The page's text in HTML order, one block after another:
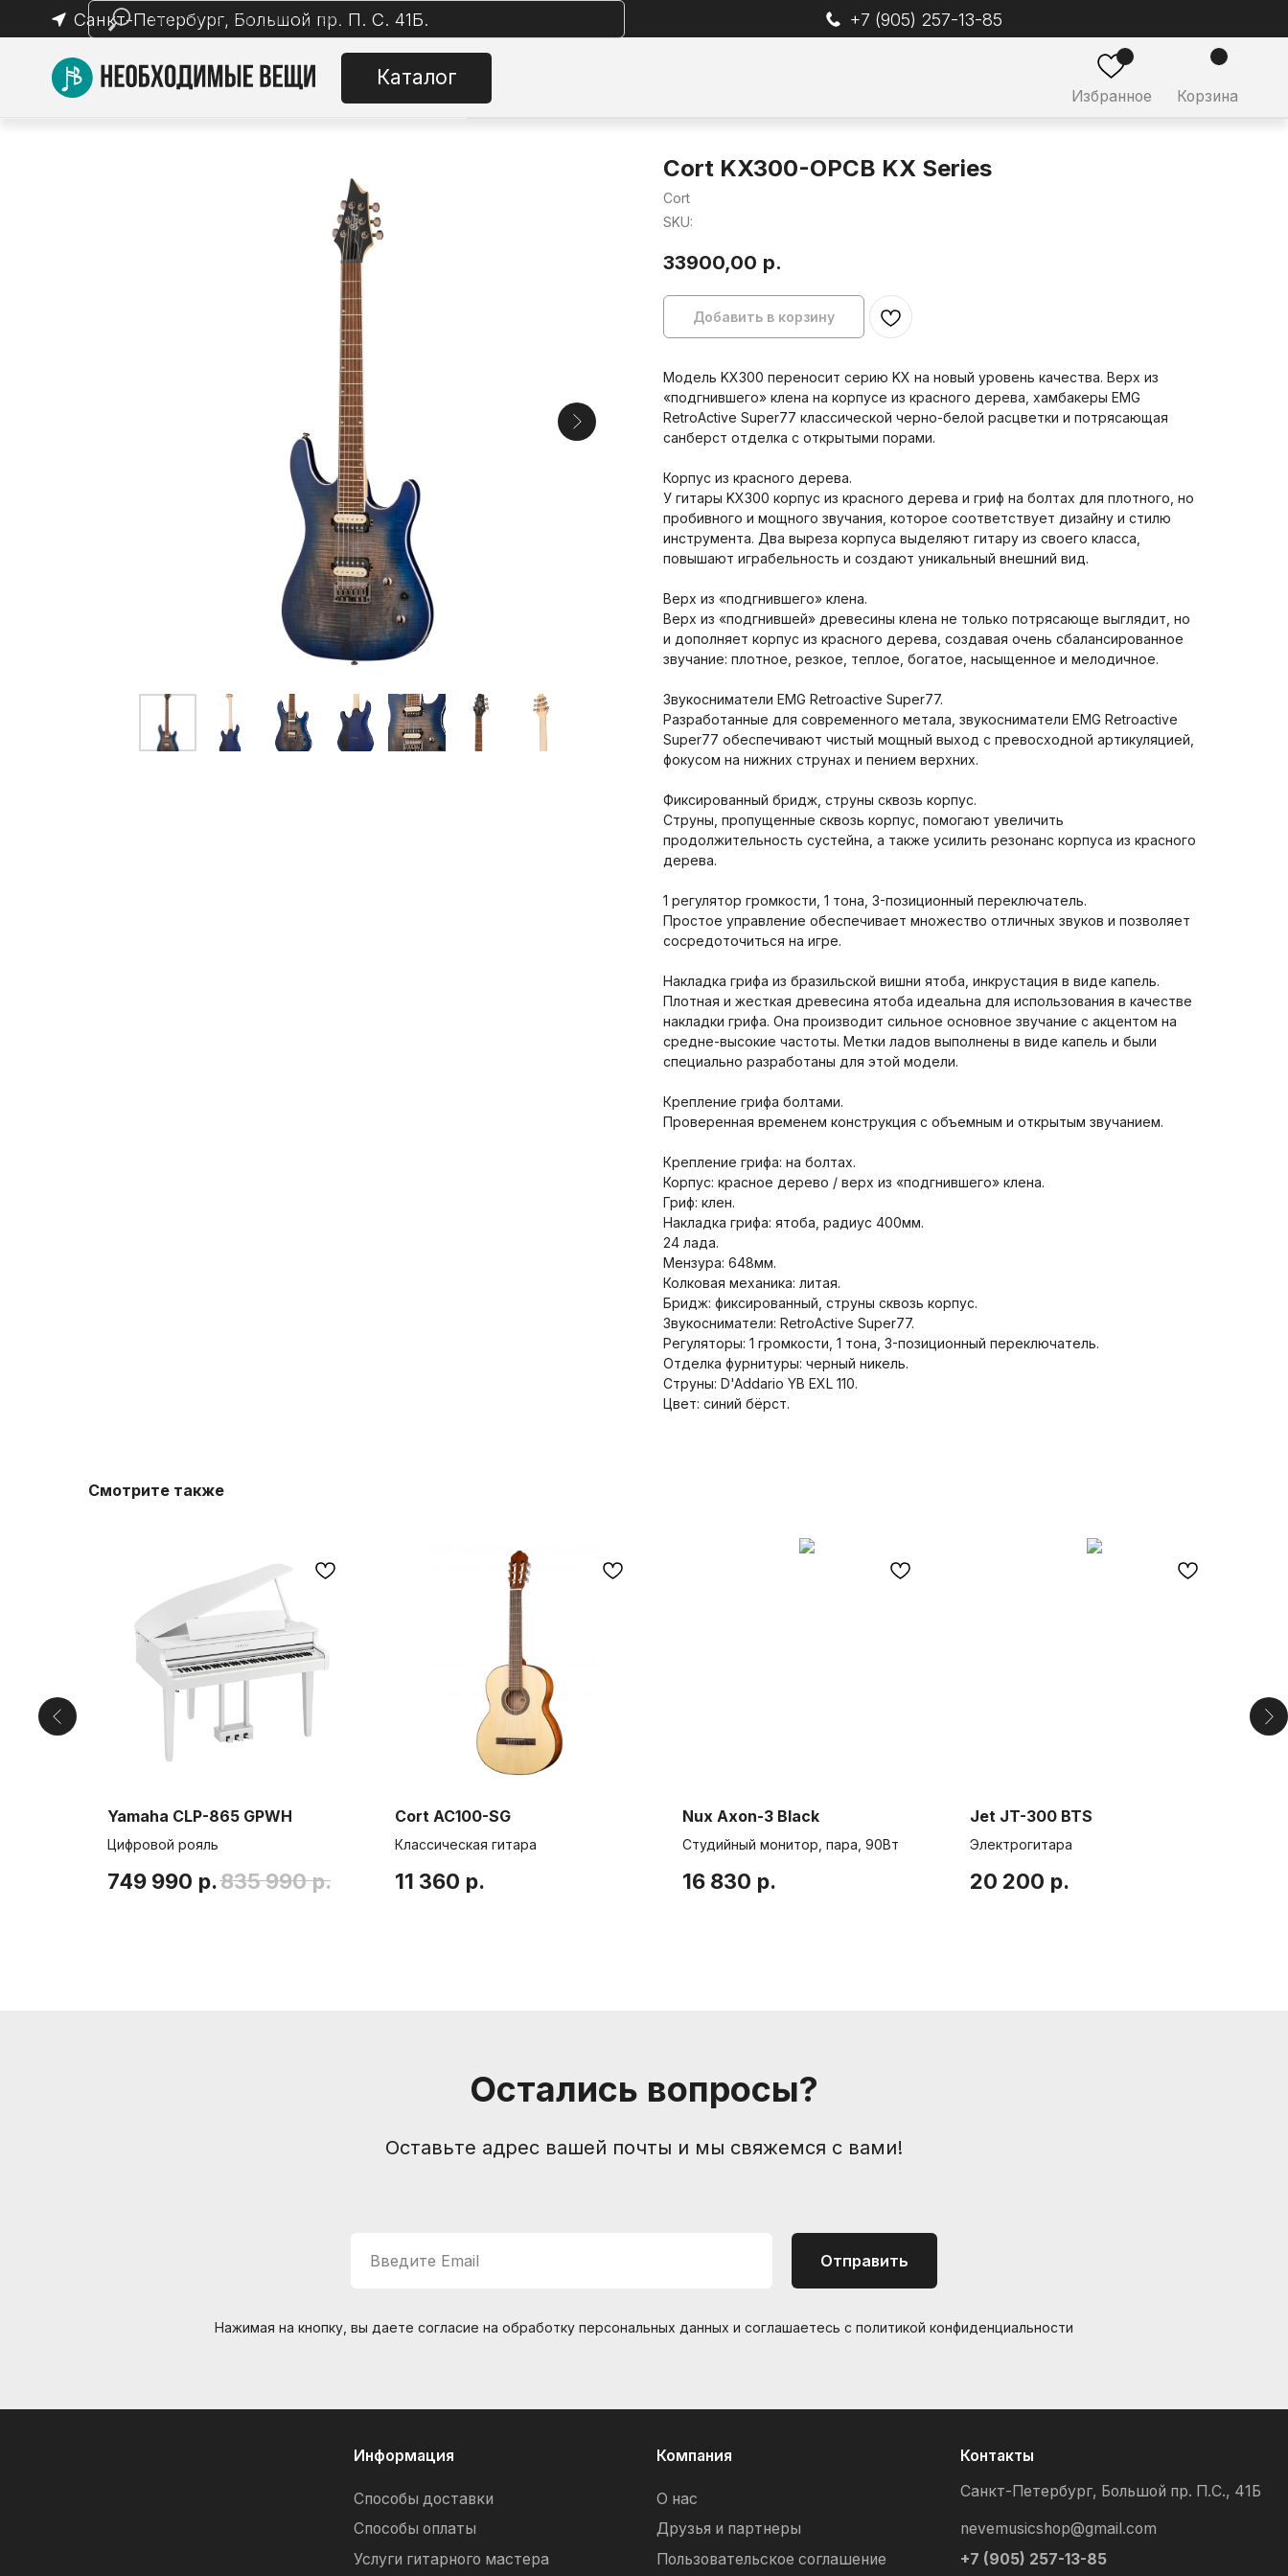
Каталог
Санкт-Петербург, Большой пр. П. С. 41Б.
Cort KX300-OPCB KX Series
Cort
SKU:
33900,00 р.
Добавить в корзину
Модель KX300 переносит серию KX на новый уровень качества. Верх из
«подгнившего» клена на корпусе из красного дерева, хамбакеры EMG
RetroActive Super77 классической черно-белой расцветки и потрясающая
санберст отделка с открытыми порами.
Корпус из красного дерева.
У гитары KX300 корпус из красного дерева и гриф на болтах для плотного, но
пробивного и мощного звучания, которое соответствует дизайну и стилю
инструмента. Два выреза корпуса выделяют гитару из своего класса,
повышают играбельность и создают уникальный внешний вид.
Верх из «подгнившего» клена.
Верх из «подгнившей» древесины клена не только потрясающе выглядит, но
и дополняет корпус из красного дерева, создавая очень сбалансированное
звучание: плотное, резкое, теплое, богатое, насыщенное и мелодичное.
Звукосниматели EMG Retroactive Super77.
Разработанные для современного метала, звукосниматели EMG Retroactive
Super77 обеспечивают чистый мощный выход с превосходной артикуляцией,
фокусом на нижних струнах и пением верхних.
Фиксированный бридж, струны сквозь корпус.
Струны, пропущенные сквозь корпус, помогают увеличить
продолжительность сустейна, а также усилить резонанс корпуса из красного
дерева.
1 регулятор громкости, 1 тона, 3-позиционный переключатель.
Простое управление обеспечивает множество отличных звуков и позволяет
сосредоточиться на игре.
Накладка грифа из бразильской вишни ятоба, инкрустация в виде капель.
Плотная и жесткая древесина ятоба идеальна для использования в качестве
накладки грифа. Она производит сильное основное звучание с акцентом на
средне-высокие частоты. Метки ладов выполнены в виде капель и были
специально разработаны для этой модели.
Крепление грифа болтами.
Проверенная временем конструкция с объемным и открытым звучанием.
Крепление грифа: на болтах.
Корпус: красное дерево / верх из «подгнившего» клена.
Гриф: клен.
Накладка грифа: ятоба, радиус 400мм.
24 лада.
Мензура: 648мм.
Колковая механика: литая.
Бридж: фиксированный, струны сквозь корпус.
Звукосниматели: RetroActive Super77.
Регуляторы: 1 громкости, 1 тона, 3-позиционный переключатель.
Отделка фурнитуры: черный никель.
Струны: D'Addario YB EXL 110.
Цвет: синий бёрст.
Смотрите также
Yamaha CLP-865 GPWH
Цифровой рояль
749 990 р.835 990 р.
Cort AC100-SG
Классическая гитара
11 360 р.
Nux Axon-3 Black
Студийный монитор, пара, 90Вт
16 830 р.
Jet JT-300 BTS
Электрогитара
20 200 р.
Остались вопросы?
Оставьте адрес вашей почты и мы свяжемся с вами!
Введите Email Отправить
Нажимая на кнопку, вы даете согласие на обработку персональных данных и соглашаетесь c политикой конфиденциальности
Санкт-Петербург, Большой пр. П.С., 41Б